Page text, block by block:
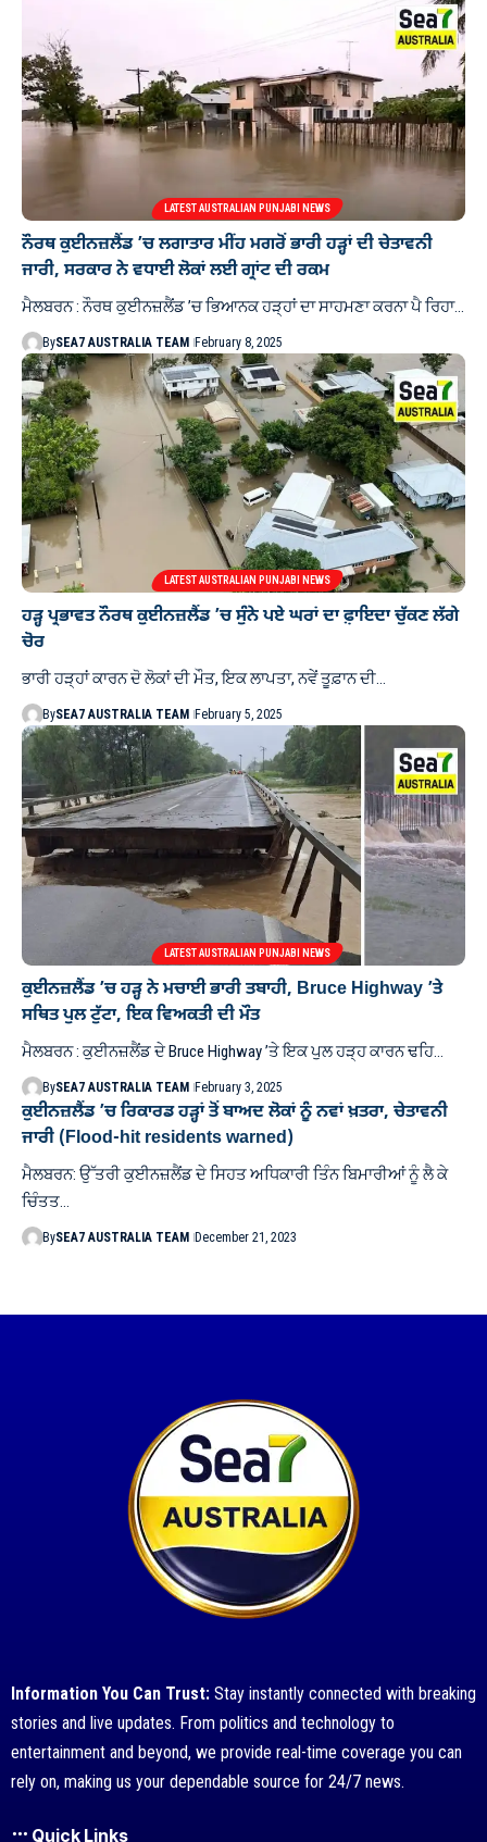
LATEST AUSTRALIAN PUNJABI NEWS
ਨੌਰਥ ਕੁਈਨਜ਼ਲੈਂਡ ’ਚ ਲਗਾਤਾਰ ਮੀਂਹ ਮਗਰੋਂ ਭਾਰੀ ਹੜ੍ਹਾਂ ਦੀ ਚੇਤਾਵਨੀ
ਜਾਰੀ, ਸਰਕਾਰ ਨੇ ਵਧਾਈ ਲੋਕਾਂ ਲਈ ਗ੍ਰਾਂਟ ਦੀ ਰਕਮ
ਮੈਲਬਰਨ : ਨੌਰਥ ਕੁਈਨਜ਼ਲੈਂਡ ’ਚ ਭਿਆਨਕ ਹੜ੍ਹਾਂ ਦਾ ਸਾਹਮਣਾ ਕਰਨਾ ਪੈ ਰਿਹਾ…
BySEA7 AUSTRALIA TEAM February 8, 2025
LATEST AUSTRALIAN PUNJABI NEWS
ਹੜ੍ਹ ਪ੍ਰਭਾਵਤ ਨੌਰਥ ਕੁਈਨਜ਼ਲੈਂਡ ’ਚ ਸੁੰਨੇ ਪਏ ਘਰਾਂ ਦਾ ਫ਼਼ਾਇਦਾ ਚੁੱਕਣ ਲੱਗੇ
ਚੋਰ
ਭਾਰੀ ਹੜ੍ਹਾਂ ਕਾਰਨ ਦੋ ਲੋਕਾਂ ਦੀ ਮੌਤ, ਇਕ ਲਾਪਤਾ, ਨਵੇਂ ਤੂਫ਼ਾਨ ਦੀ…
BySEA7 AUSTRALIA TEAM February 5, 2025
LATEST AUSTRALIAN PUNJABI NEWS
ਕੁਈਨਜ਼ਲੈਂਡ ’ਚ ਹੜ੍ਹ ਨੇ ਮਚਾਈ ਭਾਰੀ ਤਬਾਹੀ, Bruce Highway ’ਤੇ
ਸਥਿਤ ਪੁਲ ਟੁੱਟਾ, ਇਕ ਵਿਅਕਤੀ ਦੀ ਮੌਤ
ਮੈਲਬਰਨ : ਕੁਈਨਜ਼ਲੈਂਡ ਦੇ Bruce Highway ’ਤੇ ਇਕ ਪੁਲ ਹੜ੍ਹ ਕਾਰਨ ਢਹਿ…
BySEA7 AUSTRALIA TEAM February 3, 2025
ਕੁਈਨਜ਼ਲੈਂਡ ’ਚ ਰਿਕਾਰਡ ਹੜ੍ਹਾਂ ਤੋਂ ਬਾਅਦ ਲੋਕਾਂ ਨੂੰ ਨਵਾਂ ਖ਼ਤਰਾ, ਚੇਤਾਵਨੀ
ਜਾਰੀ (Flood-hit residents warned)
ਮੈਲਬਰਨ: ਉੱਤਰੀ ਕੁਈਨਜ਼ਲੈਂਡ ਦੇ ਸਿਹਤ ਅਧਿਕਾਰੀ ਤਿੰਨ ਬਿਮਾਰੀਆਂ ਨੂੰ ਲੈ ਕੇ
ਚਿੰਤਤ…
BySEA7 AUSTRALIA TEAM December 21, 2023
Information You Can Trust: Stay instantly connected with breaking
stories and live updates. From politics and technology to
entertainment and beyond, we provide real-time coverage you can
rely on, making us your dependable source for 24/7 news.
Quick Links